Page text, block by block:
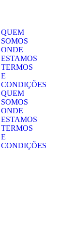
QUEM
SOMOS
ONDE
ESTAMOS
TERMOS
E
CONDIÇÕES
QUEM
SOMOS
ONDE
ESTAMOS
TERMOS
E
CONDIÇÕES